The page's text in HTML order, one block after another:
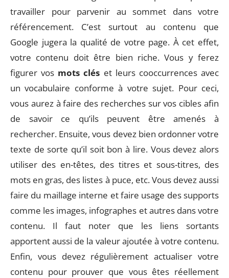
travailler pour parvenir au sommet dans votre
référencement. C’est surtout au contenu que
Google jugera la qualité de votre page. À cet effet,
votre contenu doit être bien riche. Vous y ferez
figurer vos mots clés et leurs cooccurrences avec
un vocabulaire conforme à votre sujet. Pour ceci,
vous aurez à faire des recherches sur vos cibles afin
de savoir ce qu’ils peuvent être amenés à
rechercher. Ensuite, vous devez bien ordonner votre
texte de sorte qu’il soit bon à lire. Vous devez alors
utiliser des en-têtes, des titres et sous-titres, des
mots en gras, des listes à puce, etc. Vous devez aussi
faire du maillage interne et faire usage des supports
comme les images, infographes et autres dans votre
contenu. Il faut noter que les liens sortants
apportent aussi de la valeur ajoutée à votre contenu.
Enfin, vous devez régulièrement actualiser votre
contenu pour prouver que vous êtes réellement